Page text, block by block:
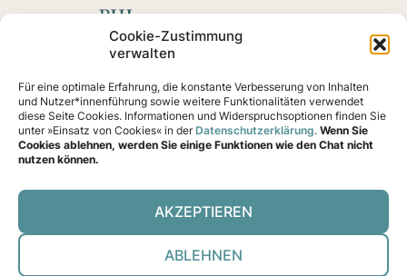
Cookie-Zustimmung
verwalten
Für eine optimale Erfahrung, die konstante Verbesserung von Inhalten
und Nutzer*innenführung sowie weitere Funktionalitäten verwendet
diese Seite Cookies. Informationen und Widerspruchsoptionen finden Sie
unter »Einsatz von Cookies« in derDatenschutzerklärung. Wenn Sie
Cookies ablehnen, werden Sie einige Funktionen wie den Chat nicht
nutzen können.
AKZEPTIEREN
ABLEHNEN
nachweislich eine Wirkung erzielen – von Klimaschutz
bis Gemeinschaftshilfe.
Über unsPrüf-Ver­fah­renTrans­pa­renz & ITZKon­takt
Daten­schutzImpres­sum